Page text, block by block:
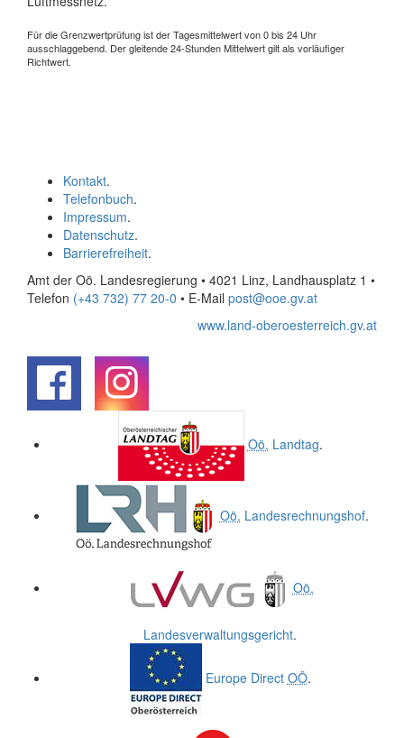
Für die Grenzwertprüfung ist der Tagesmittelwert von 0 bis 24 Uhr
ausschlaggebend. Der gleitende 24-Stunden Mittelwert gilt als vorläufiger
Richtwert.
Kontakt.
Telefonbuch.
Impressum.
Datenschutz.
Barrierefreiheit.
Amt der Oö. Landesregierung • 4021 Linz, Landhausplatz 1 •
Telefon (+43 732) 77 20-0 • E-Mail post@ooe.gv.at
www.land-oberoesterreich.gv.at
Oö. Landtag.
Oö. Landesrechnungshof.
Oö.
Landesverwaltungsgericht.
Europe Direct OÖ.